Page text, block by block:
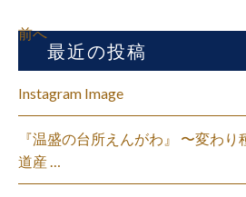
前へ
最近の投稿
Instagram Image
『温盛の台所えんがわ』 〜変わ
道産 …